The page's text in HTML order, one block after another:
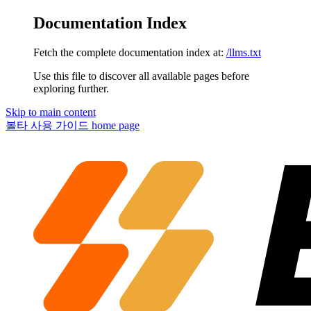
Documentation Index
Fetch the complete documentation index at: /llms.txt
Use this file to discover all available pages before
exploring further.
Skip to main content
볼타 사용 가이드 home page